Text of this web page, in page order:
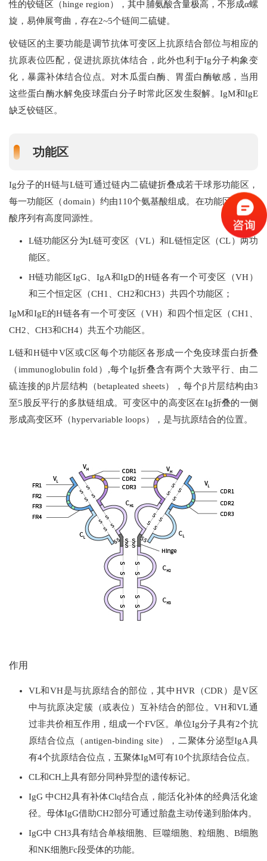
性的铰链区（hinge region），其中脯氨酸含量极高，不形成α螺
旋，易伸展弯曲，存在2~5个链间二硫键。
铰链区的主要功能是调节抗体可变区上抗原结合部位与相应的
抗原表位匹配，促进抗原抗体结合，此外也利于Ig分子构象变
化，暴露补体结合位点。对木瓜蛋白酶、胃蛋白酶敏感，当用
这些蛋白酶水解免疫球蛋白分子时常此区发生裂解。IgM和IgE
缺乏铰链区。
功能区
Ig分子的H链与L链可通过链内二硫键折叠成若干球形功能区，
每一功能区（domain）约由110个氨基酸组成。在功能区中氨基
酸序列有高度同源性。
L链功能区分为L链可变区（VL）和L链恒定区（CL）两功
能区。
H链功能区IgG、IgA和IgD的H链各有一个可变区（VH）
和三个恒定区（CH1、CH2和CH3）共四个功能区；
IgM和IgE的H链各有一个可变区（VH）和四个恒定区（CH1、
CH2、CH3和CH4）共五个功能区。
L链和H链中V区或C区每个功能区各形成一个免疫球蛋白折叠
（immunoglobulin fold）,每个Ig折叠含有两个大致平行、由二
硫连接的β片层结构（betapleated sheets），每个β片层结构由3
至5股反平行的多肽链组成。可变区中的高变区在Ig折叠的一侧
形成高变区环（hypervariable loops），是与抗原结合的位置。
作用
VL和VH是与抗原结合的部位，其中HVR（CDR）是V区
中与抗原决定簇（或表位）互补结合的部位。VH和VL通
过非共价相互作用，组成一个FV区。单位Ig分子具有2个抗
原结合位点（antigen-binding site），二聚体分泌型IgA具
有4个抗原结合位点，五聚体IgM可有10个抗原结合位点。
CL和CH上具有部分同种异型的遗传标记。
IgG 中CH2具有补体Clq结合点，能活化补体的经典活化途
径。母体IgG借助CH2部分可通过胎盘主动传递到胎体内。
IgG中 CH3具有结合单核细胞、巨噬细胞、粒细胞、B细胞
和NK细胞Fc段受体的功能。